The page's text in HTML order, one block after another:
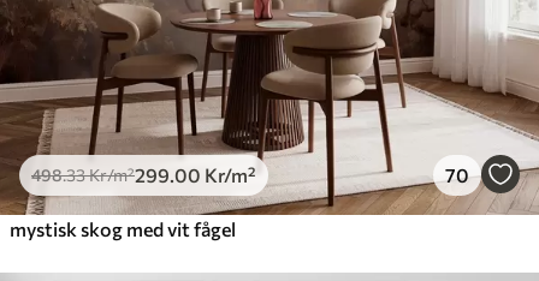
498.33Kr/m²299 .00 Kr/m² 70
mystisk skog med vit fågel